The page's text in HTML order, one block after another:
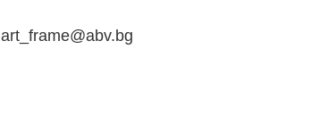
art_frame@abv.bg